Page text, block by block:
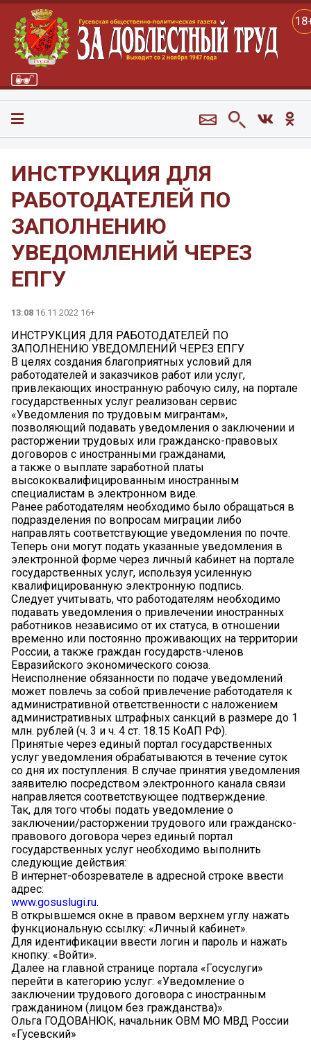
ИНСТРУКЦИЯ ДЛЯ
РАБОТОДАТЕЛЕЙ ПО
ЗАПОЛНЕНИЮ
УВЕДОМЛЕНИЙ ЧЕРЕЗ
ЕПГУ
13:08 16.11.2022 16+
ИНСТРУКЦИЯ ДЛЯ РАБОТОДАТЕЛЕЙ ПО
ЗАПОЛНЕНИЮ УВЕДОМЛЕНИЙ ЧЕРЕЗ ЕПГУ
В целях создания благоприятных условий для
работодателей и заказчиков работ или услуг,
привлекающих иностранную рабочую силу, на портале
государственных услуг реализован сервис
«Уведомления по трудовым мигрантам»,
позволяющий подавать уведомления о заключении и
расторжении трудовых или гражданско-правовых
договоров с иностранными гражданами,
а также о выплате заработной платы
высококвалифицированным иностранным
специалистам в электронном виде.
Ранее работодателям необходимо было обращаться в
подразделения по вопросам миграции либо
направлять соответствующие уведомления по почте.
Теперь они могут подать указанные уведомления в
электронной форме через личный кабинет на портале
государственных услуг, используя усиленную
квалифицированную электронную подпись.
Следует учитывать, что работодателям необходимо
подавать уведомления о привлечении иностранных
работников независимо от их статуса, в отношении
временно или постоянно проживающих на территории
России, а также граждан государств-членов
Евразийского экономического союза.
Неисполнение обязанности по подаче уведомлений
может повлечь за собой привлечение работодателя к
административной ответственности с наложением
административных штрафных санкций в размере до 1
млн. рублей (ч. 3 и ч. 4 ст. 18.15 КоАП РФ).
Принятые через единый портал государственных
услуг уведомления обрабатываются в течение суток
со дня их поступления. В случае принятия уведомления
заявителю посредством электронного канала связи
направляется соответствующее подтверждение.
Так, для того чтобы подать уведомление о
заключении/расторжении трудового или гражданско-
правового договора через единый портал
государственных услуг необходимо выполнить
следующие действия:
В интернет-обозревателе в адресной строке ввести
адрес:
www.gosuslugi.ru.
В открывшемся окне в правом верхнем углу нажать
функциональную ссылку: «Личный кабинет».
Для идентификации ввести логин и пароль и нажать
кнопку: «Войти».
Далее на главной странице портала «Госуслуги»
перейти в категорию услуг: «Уведомление о
заключении трудового договора с иностранным
гражданином (лицом без гражданства)».
Ольга ГОДОВАНЮК, начальник ОВМ МО МВД России
«Гусевский»